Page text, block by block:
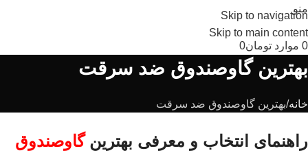
Skip to navigation
Skip to main content
منو
0 موارد تومان0
بهترین گاوصندوق ضد سرقت
خانه بهترین گاوصندوق ضد سرقت
راهنمای انتخاب و معرفی بهترینگاوصندوق